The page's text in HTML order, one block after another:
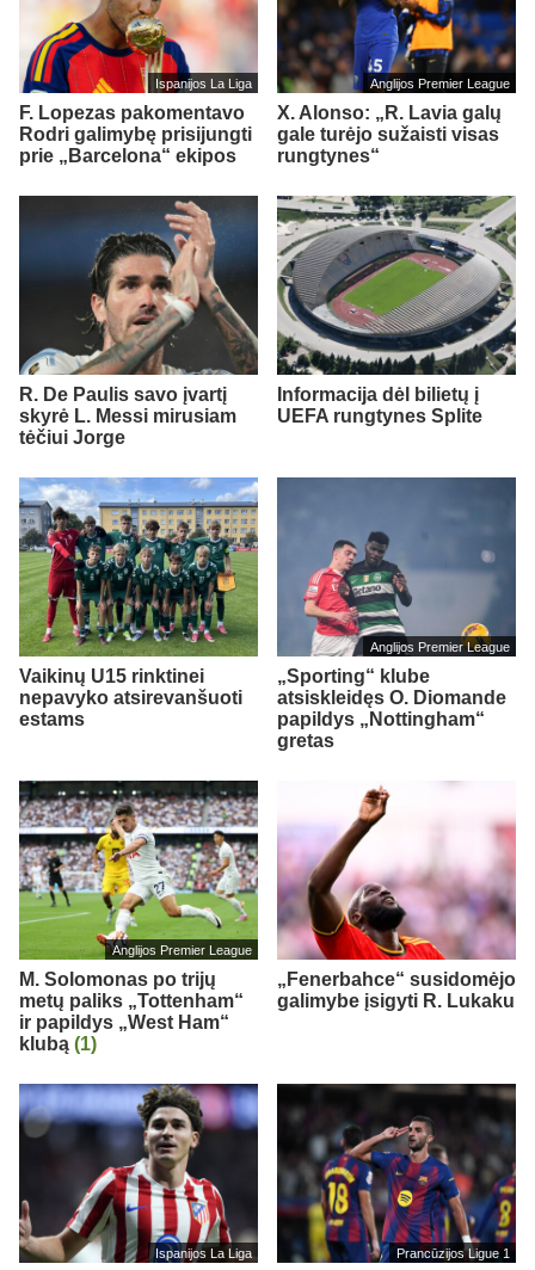
Ispanijos La Liga
F. Lopezas pakomentavo
Rodri galimybę prisijungti
prie „Barcelona“ ekipos
Anglijos Premier League
X. Alonso: „R. Lavia galų
gale turėjo sužaisti visas
rungtynes“
R. De Paulis savo įvartį
skyrė L. Messi mirusiam
tėčiui Jorge
Informacija dėl bilietų į
UEFA rungtynes Splite
Vaikinų U15 rinktinei
nepavyko atsirevanšuoti
estams
Anglijos Premier League
„Sporting“ klube
atsiskleidęs O. Diomande
papildys „Nottingham“
gretas
Anglijos Premier League
M. Solomonas po trijų
metų paliks „Tottenham“
ir papildys „West Ham“
klubą (1)
„Fenerbahce“ susidomėjo
galimybe įsigyti R. Lukaku
Ispanijos La Liga Prancūzijos Ligue 1